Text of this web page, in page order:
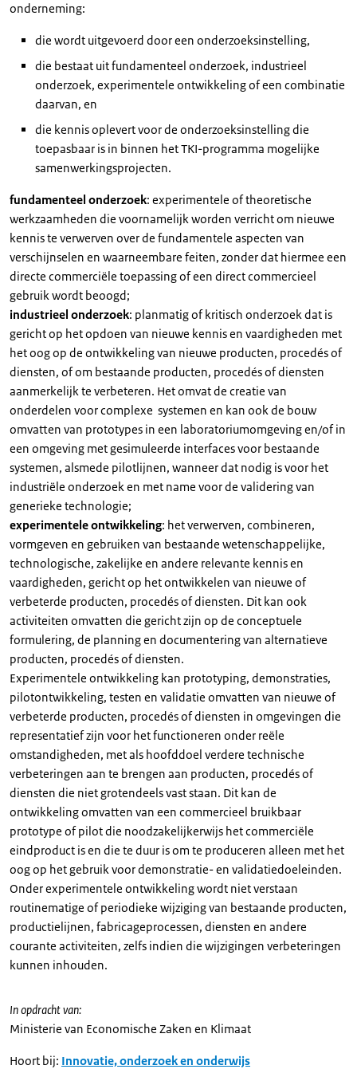
onderneming:
die wordt uitgevoerd door een onderzoeksinstelling,
die bestaat uit fundamenteel onderzoek, industrieel
onderzoek, experimentele ontwikkeling of een combinatie
daarvan, en
die kennis oplevert voor de onderzoeksinstelling die
toepasbaar is in binnen het TKI-programma mogelijke
samenwerkingsprojecten.
fundamenteel onderzoek: experimentele of theoretische
werkzaamheden die voornamelijk worden verricht om nieuwe
kennis te verwerven over de fundamentele aspecten van
verschijnselen en waarneembare feiten, zonder dat hiermee een
directe commerciële toepassing of een direct commercieel
gebruik wordt beoogd;
industrieel onderzoek: planmatig of kritisch onderzoek dat is
gericht op het opdoen van nieuwe kennis en vaardigheden met
het oog op de ontwikkeling van nieuwe producten, procedés of
diensten, of om bestaande producten, procedés of diensten
aanmerkelijk te verbeteren. Het omvat de creatie van
onderdelen voor complexe systemen en kan ook de bouw
omvatten van prototypes in een laboratoriumomgeving en/of in
een omgeving met gesimuleerde interfaces voor bestaande
systemen, alsmede pilotlijnen, wanneer dat nodig is voor het
industriële onderzoek en met name voor de validering van
generieke technologie;
experimentele ontwikkeling: het verwerven, combineren,
vormgeven en gebruiken van bestaande wetenschappelijke,
technologische, zakelijke en andere relevante kennis en
vaardigheden, gericht op het ontwikkelen van nieuwe of
verbeterde producten, procedés of diensten. Dit kan ook
activiteiten omvatten die gericht zijn op de conceptuele
formulering, de planning en documentering van alternatieve
producten, procedés of diensten.
Experimentele ontwikkeling kan prototyping, demonstraties,
pilotontwikkeling, testen en validatie omvatten van nieuwe of
verbeterde producten, procedés of diensten in omgevingen die
representatief zijn voor het functioneren onder reële
omstandigheden, met als hoofddoel verdere technische
verbeteringen aan te brengen aan producten, procedés of
diensten die niet grotendeels vast staan. Dit kan de
ontwikkeling omvatten van een commercieel bruikbaar
prototype of pilot die noodzakelijkerwijs het commerciële
eindproduct is en die te duur is om te produceren alleen met het
oog op het gebruik voor demonstratie- en validatiedoeleinden.
Onder experimentele ontwikkeling wordt niet verstaan
routinematige of periodieke wijziging van bestaande producten,
productielijnen, fabricageprocessen, diensten en andere
courante activiteiten, zelfs indien die wijzigingen verbeteringen
kunnen inhouden.
In opdracht van:
Ministerie van Economische Zaken en Klimaat
Hoort bij: Innovatie, onderzoek en onderwijs